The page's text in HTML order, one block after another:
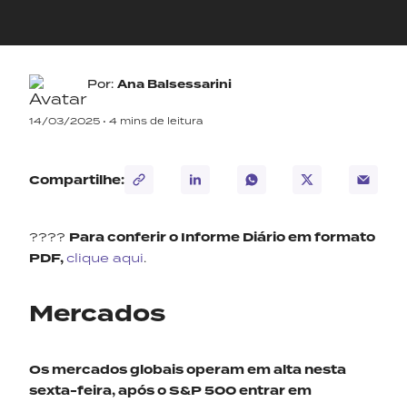
Por: Ana Balsessarini
14/03/2025 • 4 mins de leitura
Compartilhe:
???? Para conferir o Informe Diário em formato
PDF,clique aqui.
Mercados
Os mercados globais operam em alta nesta
sexta-feira, após o S&P 500 entrar em